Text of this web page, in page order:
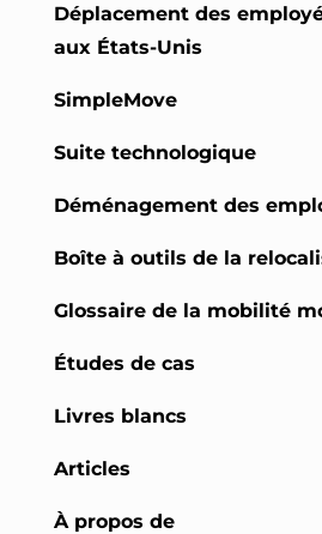
Déplacement des
aux États-Unis
SimpleMove
Suite technologique
Déménagement des
Boîte à outils de la
Glossaire de la mobilité
Études de cas
Livres blancs
Articles
À propos de